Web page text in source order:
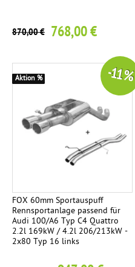
870,00 € 768,00 €
FOX 60mm Sportauspuff
Rennsportanlage passend für
Audi 100/A6 Typ C4 Quattro
2.2l 169kW / 4.2l 206/213kW -
2x80 Typ 16 links
-11 %
Aktion %